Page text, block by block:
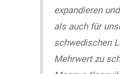
expandieren
als auch für
schwedischen
Mehrwert zu